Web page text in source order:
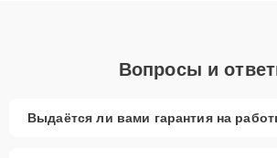
Вопросы и
Выдаётся ли вами гарантия на